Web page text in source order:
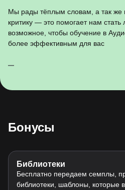
Мы рады тёплым словам, а так же
критику — это помогает нам стать
возможное, чтобы обучение в
более эффективным для вас
Бонусы
Библиотеки
Бесплатно передаем семплы,
библиотеки, шаблоны, которые